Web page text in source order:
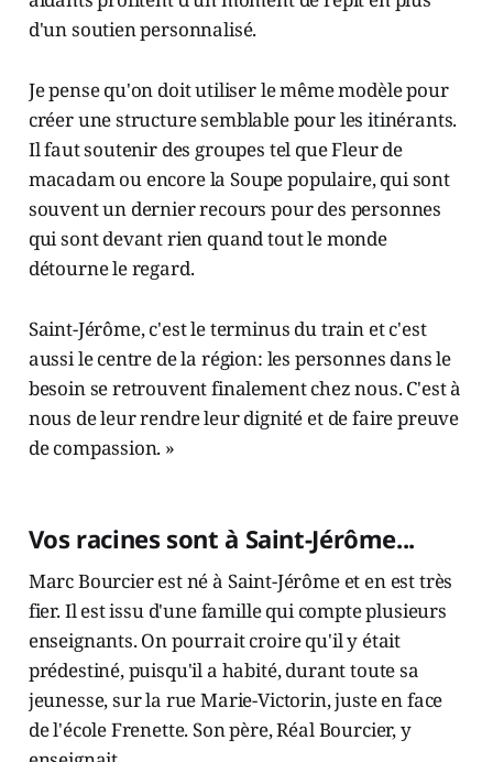
d'un soutien personnalisé.
Je pense qu'on doit utiliser le même modèle pour
créer une structure semblable pour les itinérants.
Il faut soutenir des groupes tel que Fleur de
macadam ou encore la Soupe populaire, qui sont
souvent un dernier recours pour des personnes
qui sont devant rien quand tout le monde
détourne le regard.
Saint-Jérôme, c'est le terminus du train et c'est
aussi le centre de la région: les personnes dans le
besoin se retrouvent finalement chez nous. C'est à
nous de leur rendre leur dignité et de faire preuve
de compassion. »
Vos racines sont à Saint-Jérôme...
Marc Bourcier est né à Saint-Jérôme et en est très
fier. Il est issu d'une famille qui compte plusieurs
enseignants. On pourrait croire qu'il y était
prédestiné, puisqu'il a habité, durant toute sa
jeunesse, sur la rue Marie-Victorin, juste en face
de l'école Frenette. Son père, Réal Bourcier, y